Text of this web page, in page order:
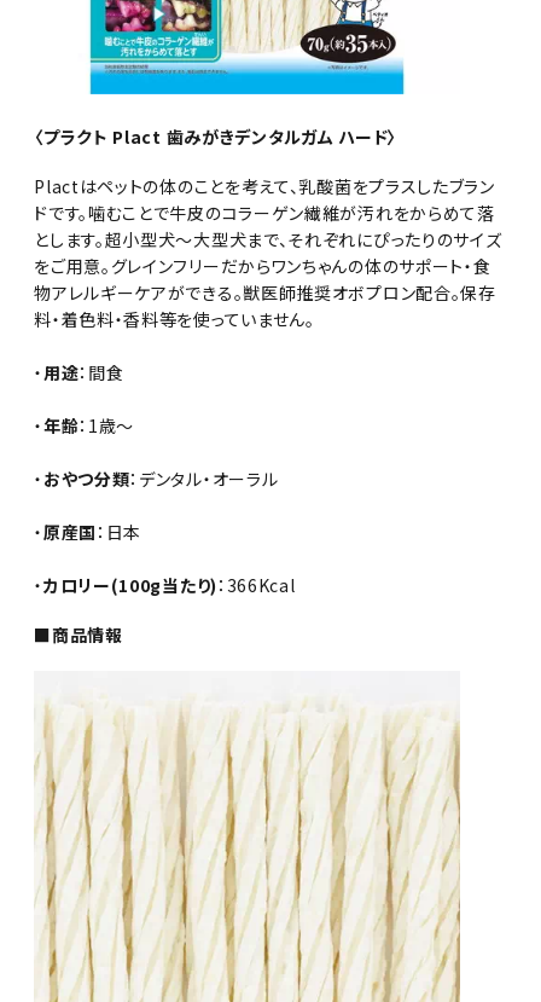
〈プラクト Plact 歯みがきデンタルガム ハード〉
Plactはペットの体のことを考えて、乳酸菌をプラスしたブラン
ドです。噛むことで牛皮のコラーゲン繊維が汚れをからめて落
とします。超小型犬～大型犬まで、それぞれにぴったりのサイズ
をご用意。グレインフリーだからワンちゃんの体のサポート・食
物アレルギーケアができる。獣医師推奨オボプロン配合。保存
料・着色料・香料等を使っていません。
・ 用途：間食
・年齢：1歳～
・ おやつ分類：デンタル・オーラル
・原産国 ：日本
・カロリー(100g当たり) ：366Kcal
■商品情報